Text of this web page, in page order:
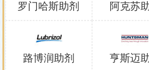
罗门哈斯助剂 阿克苏
路博润助剂 亨斯迈